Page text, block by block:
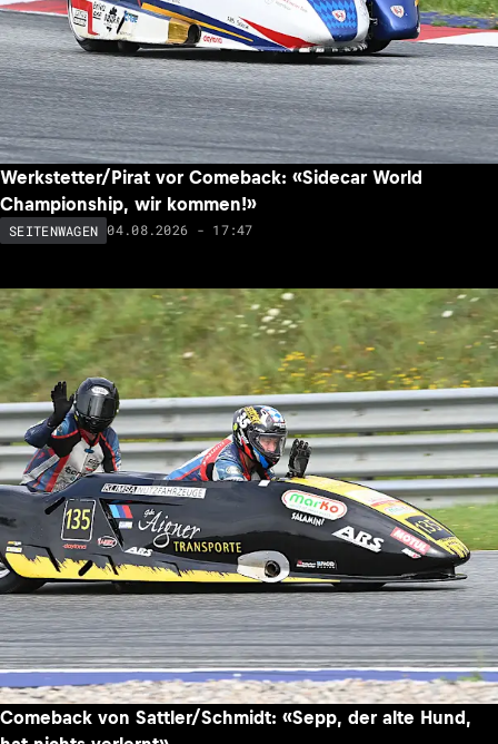
Werkstetter/Pirat vor Comeback: «Sidecar World
Championship, wir kommen!»
SEITENWAGEN 04.08.2026 - 17:47
Comeback von Sattler/Schmidt: «Sepp, der alte Hund,